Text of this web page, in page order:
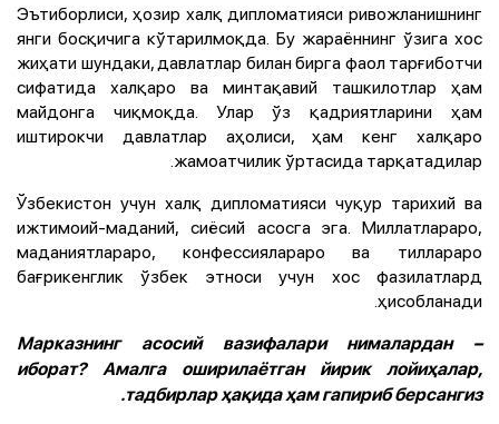
Эътиборлиси, ҳозир халқ дипломатияси ривожланишнинг
янги босқичига кўтарилмоқда. Бу жараённинг ўзига хос
жиҳати шундаки, давлатлар билан бирга фаол тарғиботчи
сифатида халқаро ва минтақавий ташкилотлар ҳам
майдонга чиқмоқда. Улар ўз қадриятларини ҳам
иштирокчи давлатлар аҳолиси, ҳам кенг халқаро
жамоатчилик ўртасида тарқатадилар.
Ўзбекистон учун халқ дипломатияси чуқур тарихий ва
ижтимоий-маданий, сиёсий асосга эга. Миллатлараро,
маданиятлараро, конфессиялараро ва тиллараро
бағрикенглик ўзбек этноси учун хос фазилатлард
ҳисобланади.
– Марказнинг асосий вазифалари нималардан
иборат? Амалга оширилаётган йирик лойиҳалар,
тадбирлар ҳақида ҳам гапириб берсангиз.